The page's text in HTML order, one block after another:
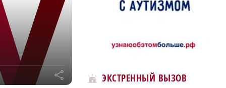
r ЭКСТРЕННЫЙ ВЫЗОВ